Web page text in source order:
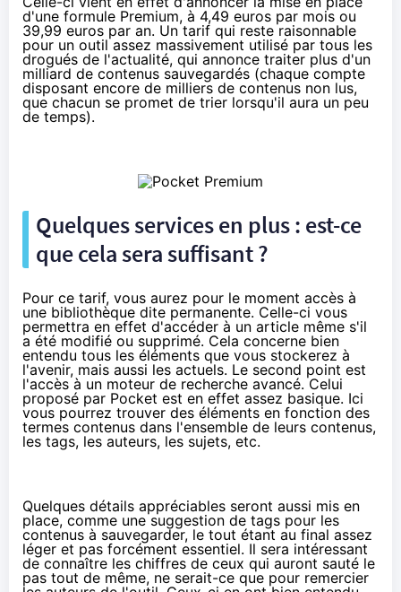
d'une formule Premium, à 4,49 euros par mois ou
39,99 euros par an. Un tarif qui reste raisonnable
pour un outil assez massivement utilisé par tous les
drogués de l'actualité, qui annonce traiter plus d'un
milliard de contenus sauvegardés (chaque compte
disposant encore de milliers de contenus non lus,
que chacun se promet de trier lorsqu'il aura un peu
de temps).
Quelques services en plus : est-ce
que cela sera suffisant ?
Pour ce tarif, vous aurez pour le moment accès à
une bibliothèque dite permanente. Celle-ci vous
permettra en effet d'accéder à un article même s'il
a été modifié ou supprimé. Cela concerne bien
entendu tous les éléments que vous stockerez à
l'avenir, mais aussi les actuels. Le second point est
l'accès à un moteur de recherche avancé. Celui
proposé par Pocket est en effet assez basique. Ici
vous pourrez trouver des éléments en fonction des
termes contenus dans l'ensemble de leurs contenus,
les tags, les auteurs, les sujets, etc.
Quelques détails appréciables seront aussi mis en
place, comme une suggestion de tags pour les
contenus à sauvegarder, le tout étant au final assez
léger et pas forcément essentiel. Il sera intéressant
de connaître les chiffres de ceux qui auront sauté le
pas tout de même, ne serait-ce que pour remercier